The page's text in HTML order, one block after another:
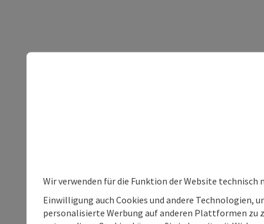
Wir verwenden für die Funktion der Website
Einwilligung auch Cookies und andere Technologien,
personalisierte Werbung auf anderen Plattformen zu